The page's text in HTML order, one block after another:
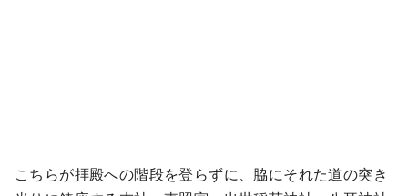
こちらが拝殿への階段を登らずに、脇にそれた道の突き